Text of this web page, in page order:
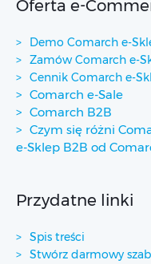
Oferta e-
Demo Comarch e-
Zamów Comarch e-
Cennik Comarch e-
Comarch e-Sale
Comarch B2B
Czym się różni
e-Sklep B2B od
Przydatne linki
Spis treści
Stwórz darmowy